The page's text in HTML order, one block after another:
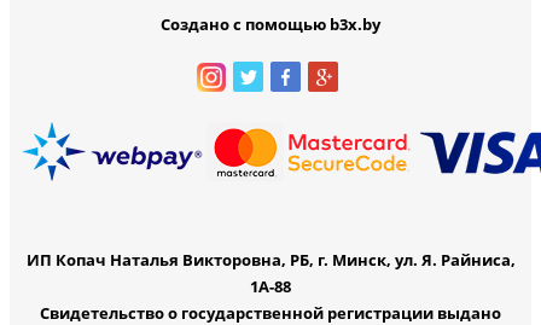
Создано с помощью b3x.by
ИП Копач Наталья Викторовна, РБ, г. Минск, ул. Я. Райниса,
1А-88
Свидетельство о государственной регистрации выдано